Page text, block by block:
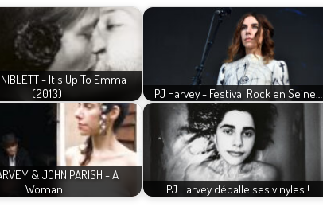
NIBLETT - It's Up To Emma
(2013)
PJ Harvey - Festival Rock en Seine…
& JOHN PARISH - A
Woman…
PJ Harvey déballe ses vinyles !